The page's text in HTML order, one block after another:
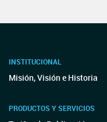
INSTITUCIONAL
Misión, Visión e Historia
PRODUCTOS Y SERVICIOS